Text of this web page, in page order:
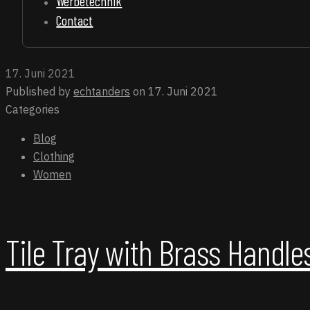
Contact
17. Juni 2021
Published by echtanders on 17. Juni 2021
Categories
Blog
Clothing
Women
Tile Tray with Brass